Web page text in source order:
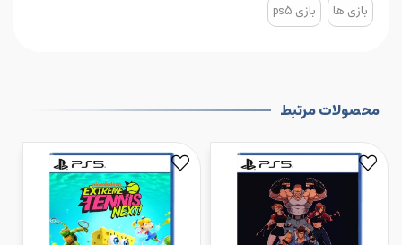
بازی ها بازی ps5
محصولات مرتبط